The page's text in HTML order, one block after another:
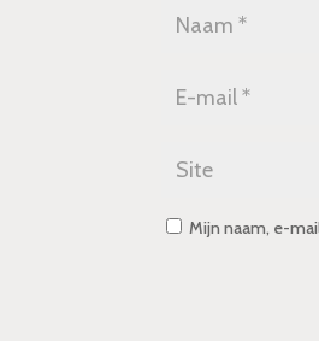
Mijn naam, e-